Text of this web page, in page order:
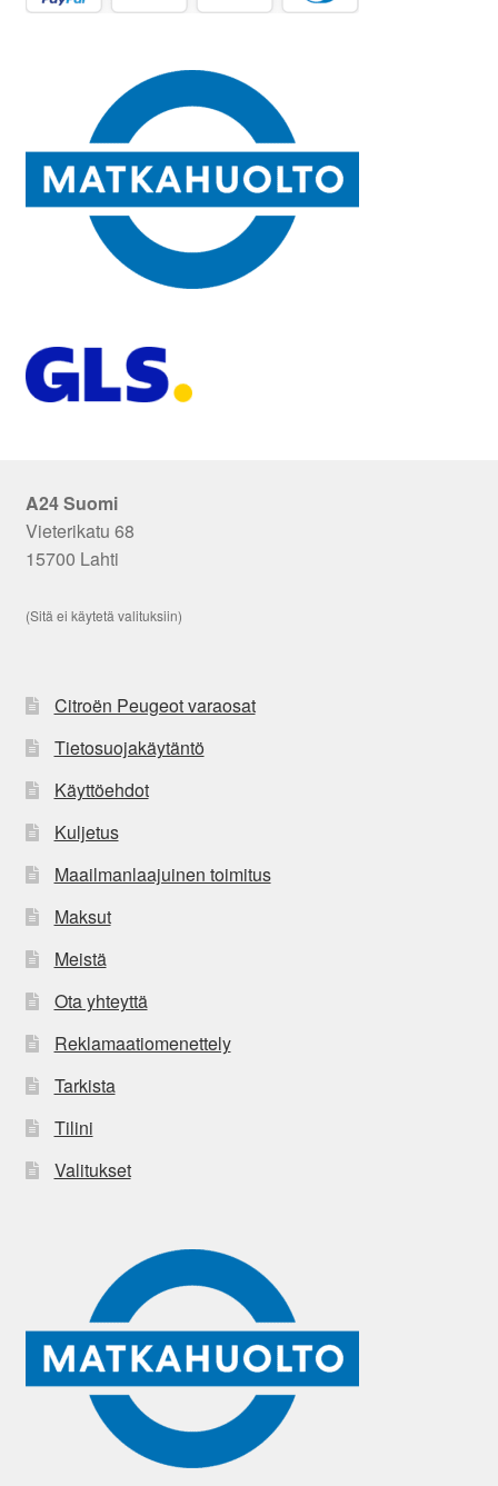
A24 Suomi
Vieterikatu 68
15700 Lahti
(Sitä ei käytetä valituksiin)
Citroën Peugeot varaosat
Tietosuojakäytäntö
Käyttöehdot
Kuljetus
Maailmanlaajuinen toimitus
Maksut
Meistä
Ota yhteyttä
Reklamaatiomenettely
Tarkista
Tilini
Valitukset